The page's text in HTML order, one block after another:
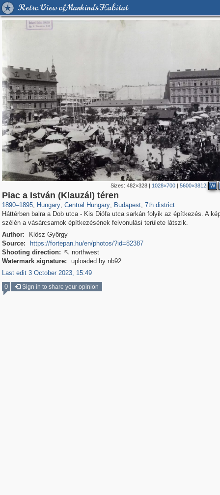
Retro View of Mankind's Habitat
Sizes: 482×328| 1028×700| 5600×3812 W
Piac a István (Klauzál) téren
1890–1895, Hungary
9,742 14
, Central Hungary
6,289 9
, Budapest
6,134
, 7th district
Háttérben balra a Dob utca - Kis Diófa utca sarkán folyik az építkezés. A
szélén a vásárcsarnok építkezésének felvonulási területe látszik.
Author:
Klösz György
Source:
https://fortepan.hu/en/photos/?id=82387
Shooting direction:  northwest
Watermark signature:
uploaded by nb92
Last edit 3 October 2023, 15:49
0
Sign in to share your opinion